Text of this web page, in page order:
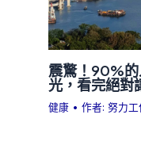
震驚！90%
光，看完絕對
健康 • 作者:努力工